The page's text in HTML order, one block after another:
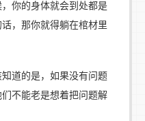
你的身体就会到处都是
，那你就得躺在棺材里
道的是，如果没有问题
不能老是想着把问题解